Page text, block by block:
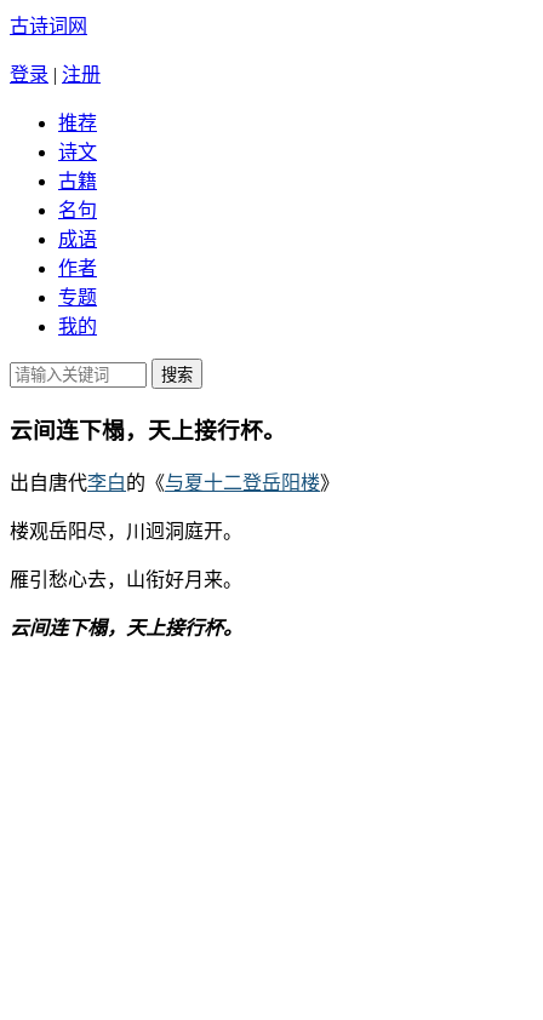
古诗词网
登录 | 注册
推荐
诗文
古籍
名句
成语
作者
专题
我的
云间连下榻，天上接行杯。
出自唐代李白的《与夏十二登岳阳楼》
楼观岳阳尽，川迥洞庭开。
雁引愁心去，山衔好月来。
云间连下榻，天上接行杯。